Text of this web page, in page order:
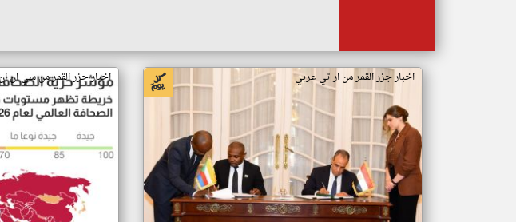
اخبار جزر القمر من ار تي عربي اخبار جزر القمر من سي ان